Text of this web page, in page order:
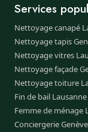
Services
Nettoyage canapé
Nettoyage tapis
Nettoyage vitres
Nettoyage façade
Nettoyage toiture
Fin de bail Lausanne
Femme de ménage
Conciergerie Genève